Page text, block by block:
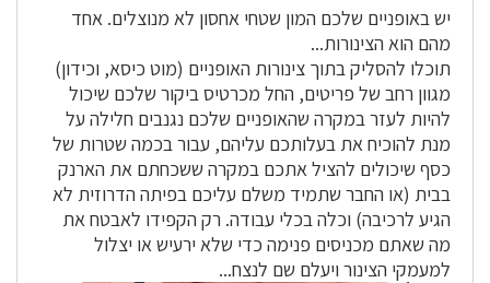
יש באופניים שלכם המון שטחי אחסון לא מנוצלים. אחד
מהם הוא הצינורות...
תוכלו להסליק בתוך צינורות האופניים (מוט כיסא, וכידון)
מגוון רחב של פריטים, החל מכרטיס ביקור שלכם שיכול
להיות לעזר במקרה שהאופניים שלכם נגנבים חלילה על
מנת להוכיח את בעלותכם עליהם, עבור בכמה שטרות של
כסף שיכולים להציל אתכם במקרה ששכחתם את הארנק
בבית (או החבר שתמיד משלם עליכם בפיתה הדרוזית לא
הגיע לרכיבה) וכלה בכלי עבודה. רק הקפידו לאבטח את
מה שאתם מכניסים פנימה כדי שלא ירעיש או יצלול
למעמקי הצינור ויעלם שם לנצח...